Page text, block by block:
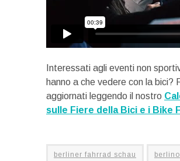
Interessati agli eventi non
hanno a che vedere con la bici?
aggiornati leggendo il nostro
sulle Fiere della Bici e i Bike
berliner fahrrad schau berlino